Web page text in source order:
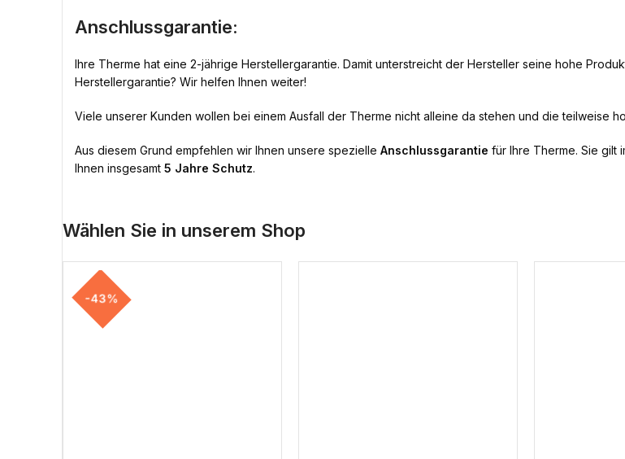
Anschlussgarantie:
Ihre Therme hat eine 2-jährige Herstellergarantie. Damit unterstreicht der Hersteller seine hohe
Herstellergarantie? Wir helfen Ihnen weiter!
Viele unserer Kunden wollen bei einem Ausfall der Therme nicht alleine da stehen und die teilweise
Aus diesem Grund empfehlen wir Ihnen unsere spezielle Anschlussgarantie für Ihre Therme. Sie gilt
Ihnen insgesamt 5 Jahre Schutz.
Wählen Sie in unserem Shop
-43%